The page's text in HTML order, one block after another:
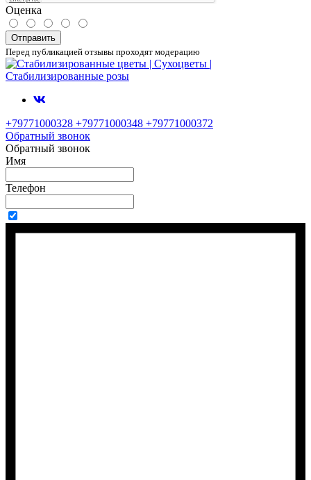
Оценка
Отправить
Перед публикацией отзывы проходят модерацию
+79771000328 +79771000348 +79771000372
Обратный звонок
Обратный звонок
Имя
Телефон